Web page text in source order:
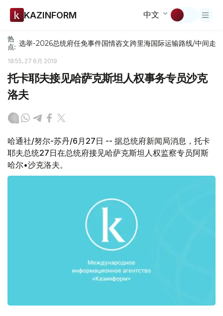
KAZINFORM 中文
热
点: 选举-2026总统府任免事件国情咨文跨里海国际运输路线/中间走廊
18:55, 27 6月 2019
托卡耶夫接见哈萨克斯坦人权事务专员沙克
洛夫
哈通社/努尔-苏丹/6月27日 -- 据总统府新闻局消息，托卡
耶夫总统27日在总统府接见哈萨克斯坦人权监察专员阿斯
哈尔•沙克洛夫。